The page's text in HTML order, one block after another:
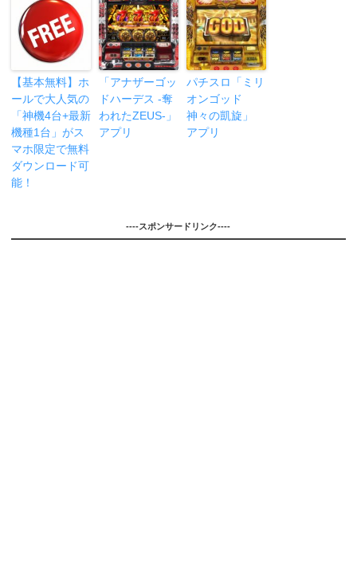
【基本無料】ホ
ールで大人気の
「神機4台+最新
機種1台」がス
マホ限定で無料
ダウンロード可
能！
「アナザーゴッ
ドハーデス -奪
われたZEUS-」
アプリ
パチスロ「ミリ
オンゴッド
神々の凱旋」
アプリ
----スポンサードリンク----